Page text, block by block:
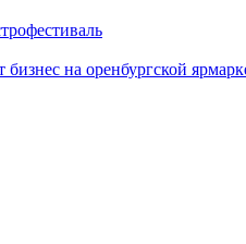
на оренбургской